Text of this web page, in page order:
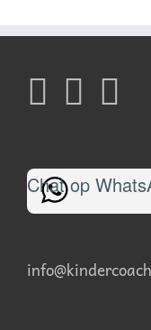
Chat op